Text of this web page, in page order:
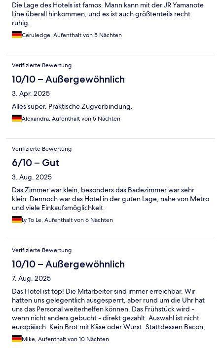
Die Lage des Hotels ist famos. Mann kann mit der JR Yamanote
Line überall hinkommen, und es ist auch größtenteils recht
ruhig.
Ceruledge, Aufenthalt von 5 Nächten
Verifizierte Bewertung
10/10 – Außergewöhnlich
3. Apr. 2025
Alles super. Praktische Zugverbindung.
Alexandra, Aufenthalt von 5 Nächten
Verifizierte Bewertung
6/10 – Gut
3. Aug. 2025
Das Zimmer war klein, besonders das Badezimmer war sehr
klein. Dennoch war das Hotel in der guten Lage, nahe von Metro
und viele Einkaufsmöglichkeit.
Ly To Le, Aufenthalt von 6 Nächten
Verifizierte Bewertung
10/10 – Außergewöhnlich
7. Aug. 2025
Das Hotel ist top! Die Mitarbeiter sind immer erreichbar. Wir
hatten uns gelegentlich ausgesperrt, aber rund um die Uhr hat
uns das Personal weiterhelfen können. Das Frühstück wird -
wenn nicht anders gebucht - direkt gezahlt. Auswahl ist nicht
europäisch. Kein Brot mit Käse oder Wurst. Stattdessen Bacon,
Nuggets, Frikadellen... Ja, auch Reis. Aber anders als hier.
Reichhaltig, aber ungewöhnlich für uns. Die sanitären Anlagen
Mike, Aufenthalt von 10 Nächten